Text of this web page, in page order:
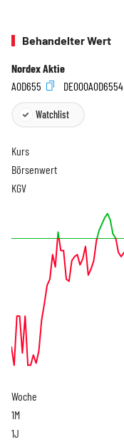
Behandelter Wert
Nordex Aktie
A0D655
DE000A0D6554
Watchlist
Kurs
Börsenwert
KGV
Woche
1M
1J